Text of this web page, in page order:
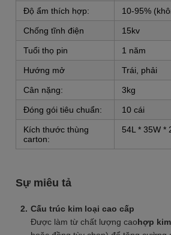
Độ ẩm thích hợp: 10-95%
Chống tĩnh điện 15kv
Tuổi thọ pin 1 năm
Hướng mở Trái, phải
Cân nặng: 3kg
Đóng gói tiêu chuẩn: 10 cái
Kích thước thùng
carton:
54L * 35W *
Sự miêu tả
Cấu trúc kim loại cao cấp
Được làm từ chất lượng caohợp